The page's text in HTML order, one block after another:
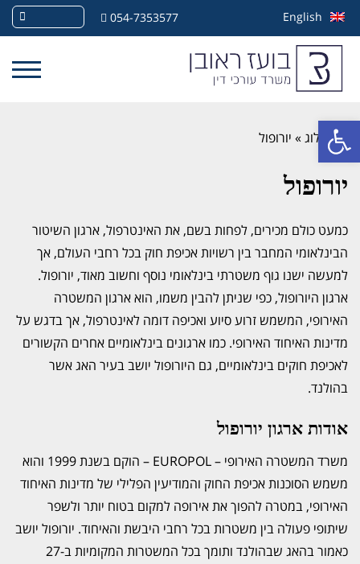
English
054-7353577
» בלוג» יורופול
יורופול
כמעט כולם מכירים, לפחות בשם, את האינטרפול, ארגון השיטור
הבינלאומי המחבר בין רשויות אכיפת חוק בכל רחבי העולם, אך
למעשה ישנו גוף משטרתי בינלאומי נוסף וחשוב מאוד, יורופול.
ארגון היורופול, כפי שניתן להבין משמו, הוא ארגון המשטרה
האירופי, המשמש זרוע סיוע ואכיפה דומה לאינטרפול, אך בדגש על
מדינות האיחוד האירופי. כמו ארגונים בינלאומיים אחרים הקשורים
לאכיפת חוקים בינלאומיים, גם היורופול יושב בעיר האג אשר
בהולנד.
אודות ארגון יורופול
משרד המשטרה האירופי – EUROPOL – הוקם בשנת 1999 והוא
משמש הסוכנות אכיפת החוק והמודיעין הפלילי של מדינות האיחוד
האירופי, במטרה להפוך את אירופה למקום בטוח יותר ולשפר
שיתופי פעולה בין משטרות בכל רחבי היבשת והאיחוד. יורופול יושב
כאמור בהאג שבהולנד ותומך בכל המשטרות המקומיות ב-27
פתח סרגל נגישות